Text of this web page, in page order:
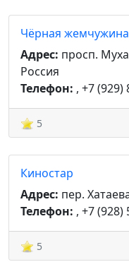
Чёрная
Адрес: просп.
Россия
Телефон: , +7 (929)
5
Киностар
Адрес: пер.
Телефон: , +7 (928)
5